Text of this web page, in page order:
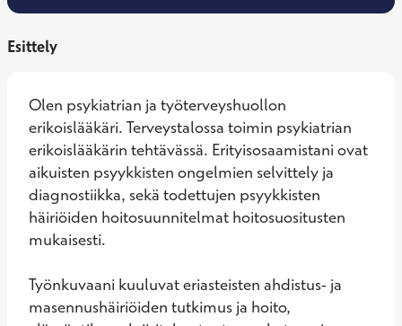
Esittely
Olen psykiatrian ja työterveyshuollon
erikoislääkäri. Terveystalossa toimin psykiatrian
erikoislääkärin tehtävässä. Erityisosaamistani ovat
aikuisten psyykkisten ongelmien selvittely ja
diagnostiikka, sekä todettujen psyykkisten
häiriöiden hoitosuunnitelmat hoitosuositusten
mukaisesti.
Työnkuvaani kuuluvat eriasteisten ahdistus- ja
masennushäiriöiden tutkimus ja hoito,